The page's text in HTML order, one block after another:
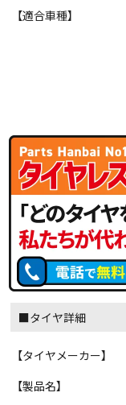
【適合車種】
■タイヤ詳細
【タイヤメーカー】
【製品名】